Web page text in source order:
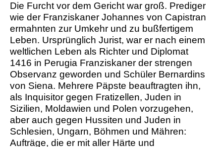
Die Furcht vor dem Gericht war groß. Prediger
wie der Franziskaner Johannes von Capistran
ermahnten zur Umkehr und zu bußfertigem
Leben. Ursprünglich Jurist, war er nach einem
weltlichen Leben als Richter und Diplomat
1416 in Perugia Franziskaner der strengen
Observanz geworden und Schüler Bernardins
von Siena. Mehrere Päpste beauftragten ihn,
als Inquisitor gegen Fratizellen, Juden in
Sizilien, Moldawien und Polen vorzugehen,
aber auch gegen Hussiten und Juden in
Schlesien, Ungarn, Böhmen und Mähren:
Aufträge, die er mit aller Härte und